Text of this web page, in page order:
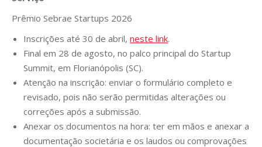
Prêmio Sebrae Startups 2026
Inscrições até 30 de abril, neste link.
Final em 28 de agosto, no palco principal do Startup
Summit, em Florianópolis (SC).
Atenção na inscrição: enviar o formulário completo e
revisado, pois não serão permitidas alterações ou
correções após a submissão.
Anexar os documentos na hora: ter em mãos e anexar a
documentação societária e os laudos ou comprovações